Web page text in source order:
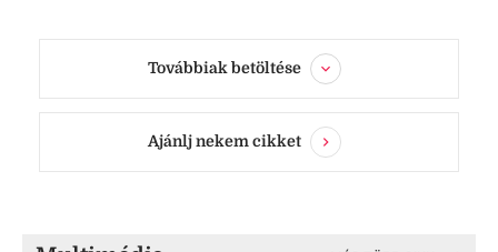
Továbbiak betöltése
Ajánlj nekem cikket